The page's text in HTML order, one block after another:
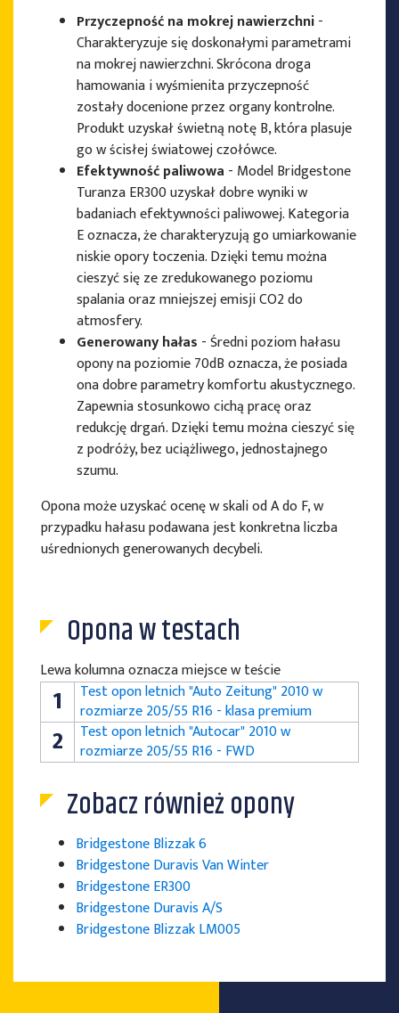
Przyczepność na mokrej nawierzchni-
Charakteryzuje się doskonałymi parametrami
na mokrej nawierzchni. Skrócona droga
hamowania i wyśmienita przyczepność
zostały docenione przez organy kontrolne.
Produkt uzyskał świetną notę B, która plasuje
go w ścisłej światowej czołówce.
Efektywność paliwowa - Model Bridgestone
Turanza ER300 uzyskał dobre wyniki w
badaniach efektywności paliwowej. Kategoria
E oznacza, że charakteryzują go umiarkowanie
niskie opory toczenia. Dzięki temu można
cieszyć się ze zredukowanego poziomu
spalania oraz mniejszej emisji CO2 do
atmosfery.
Generowany hałas - Średni poziom hałasu
opony na poziomie 70dB oznacza, że posiada
ona dobre parametry komfortu akustycznego.
Zapewnia stosunkowo cichą pracę oraz
redukcję drgań. Dzięki temu można cieszyć się
z podróży, bez uciążliwego, jednostajnego
szumu.
Opona może uzyskać ocenę w skali od A do F, w
przypadku hałasu podawana jest konkretna liczba
uśrednionych generowanych decybeli.
Opona w testach
Lewa kolumna oznacza miejsce w teście
1
Test opon letnich "Auto Zeitung" 2010 w
rozmiarze 205/55 R16 - klasa premium
2
Test opon letnich "Autocar" 2010 w
rozmiarze 205/55 R16 - FWD
Zobacz również opony
Bridgestone Blizzak 6
Bridgestone Duravis Van Winter
Bridgestone ER300
Bridgestone Duravis A/S
Bridgestone Blizzak LM005